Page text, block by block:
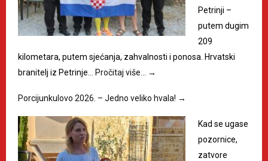
Petrinji –
putem dugim
209
kilometara, putem sjećanja, zahvalnosti i ponosa. Hrvatski
branitelj iz Petrinje… Pročitaj više… →
Porcijunkulovo 2026. – Jedno veliko hvala! →
Kad se ugase
pozornice,
zatvore